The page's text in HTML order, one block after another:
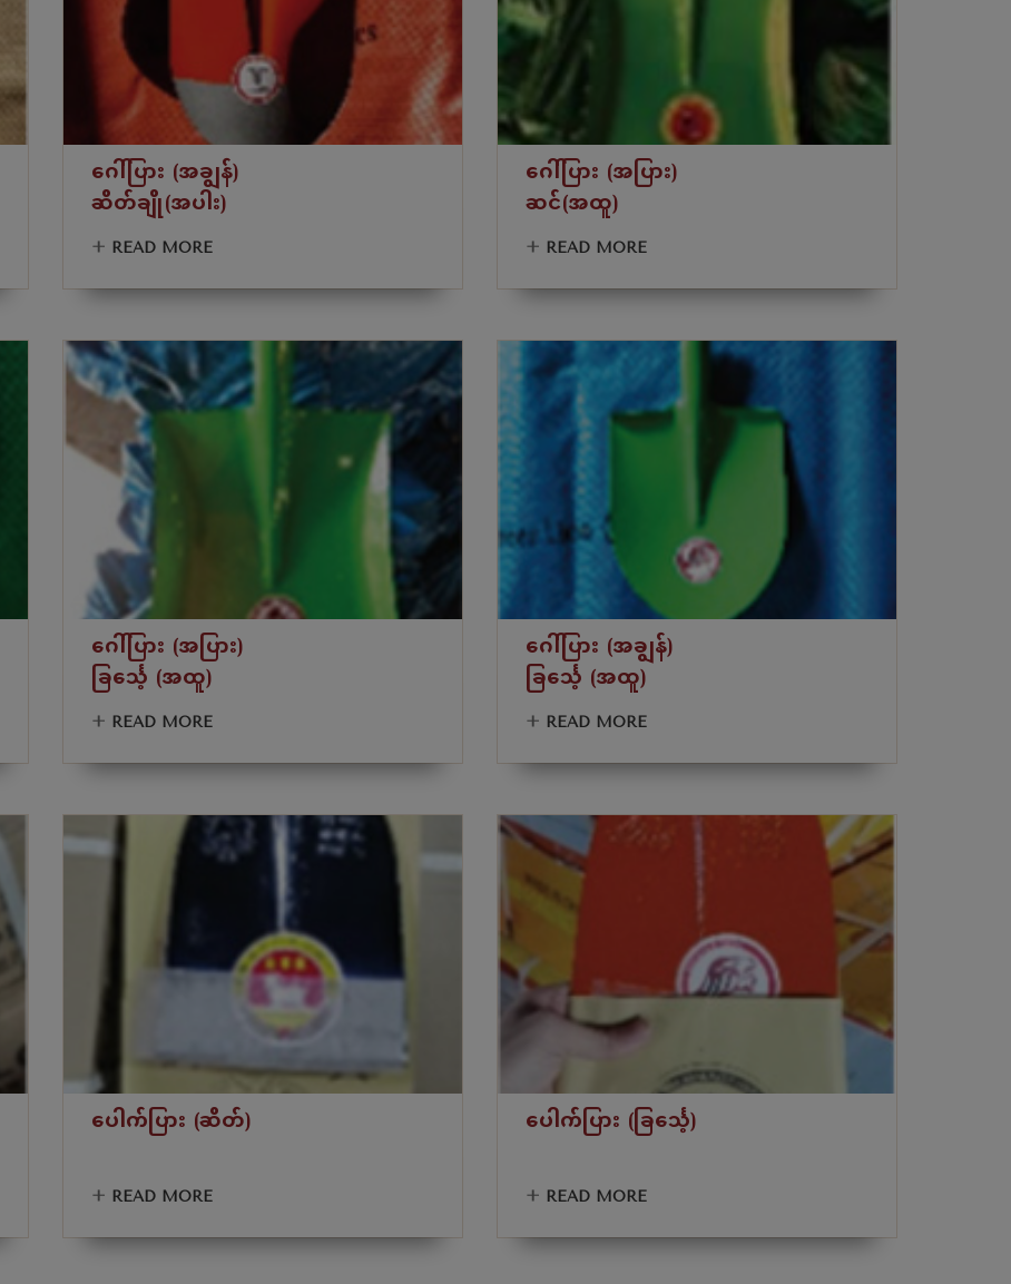
ဂေါ်ပြား (အချွန်)
ဆိတ်ချို(အပါး)
+ READ MORE
ဂေါ်ပြား (အပြား)
ဆင်(အထူ)
+ READ MORE
ဂေါ်ပြား (အပြား)
ခြင်္သေ့ (အထူ)
+ READ MORE
ဂေါ်ပြား (အချွန်)
ခြင်္သေ့ (အထူ)
+ READ MORE
ပေါက်ပြား (ဆိတ်)
+ READ MORE
ပေါက်ပြား (ခြင်္သေ့)
+ READ MORE